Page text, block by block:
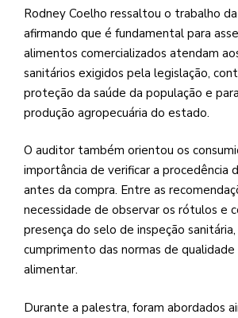
Rodney Coelho ressaltou o trabalho
afirmando que é fundamental para
alimentos comercializados atendam
sanitários exigidos pela legislação,
proteção da saúde da população e
produção agropecuária do estado.
O auditor também orientou os
importância de verificar a procedência
antes da compra. Entre as
necessidade de observar os rótulos e
presença do selo de inspeção
cumprimento das normas de qualidade
alimentar.
Durante a palestra, foram abordados